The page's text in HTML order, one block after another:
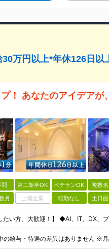
万円以上*年休126日以
！ あなたのアイデアが
問 第二新卒OK ベテランOK 複数
月 上場企業 転勤なし 土日